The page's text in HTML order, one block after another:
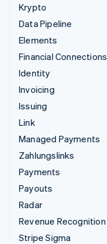
Krypto
Data Pipeline
Elements
Financial Connections
Identity
Invoicing
Issuing
Link
Managed Payments
Zahlungslinks
Payments
Payouts
Radar
Revenue Recognition
Stripe Sigma